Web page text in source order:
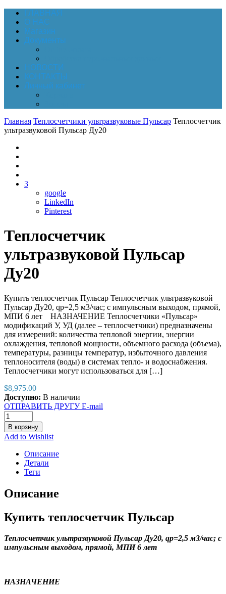
ГЛАВНАЯ
О НАС
Магазин
Документы
НОВОСТИ
КОНТАКТЫ
Личный кабинет
Главная Теплосчетчики ультразвуковые Пульсар Теплосчетчик
ультразвуковой Пульсар Ду20
3
google
LinkedIn
Pinterest
Теплосчетчик
ультразвуковой Пульсар
Ду20
Купить теплосчетчик Пульсар Теплосчетчик ультразвуковой
Пульсар Ду20, qp=2,5 м3/час; с импульсным выходом, прямой,
МПИ 6 лет НАЗНАЧЕНИЕ Теплосчетчики «Пульсар»
модификаций У, УД (далее – теплосчетчики) предназначены
для измерений: количества тепловой энергии, энергии
охлаждения, тепловой мощности, объемного расхода (объема),
температуры, разницы температур, избыточного давления
теплоносителя (воды) в системах тепло- и водоснабжения.
Теплосчетчики могут использоваться для […]
$8,975.00
Доступно: В наличии
ОТПРАВИТЬ ДРУГУ E-mail
В корзину
Add to Wishlist
Описание
Детали
Теги
Описание
Купить теплосчетчик Пульсар
Теплосчетчик ультразвуковой Пульсар Ду20, qp=2,5 м3/час; с
импульсным выходом, прямой, МПИ 6 лет
НАЗНАЧЕНИЕ